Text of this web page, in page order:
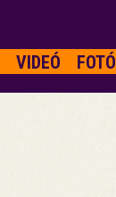
VIDEÓ FOTÓ